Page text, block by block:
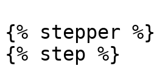
{% stepper %}
{% step %}